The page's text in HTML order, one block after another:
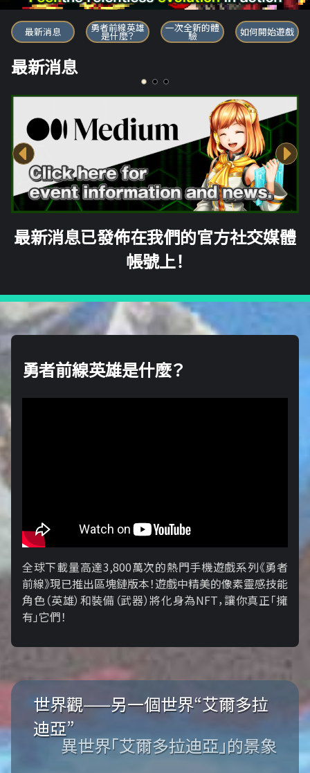
勇者前線英雄
最新消息 勇者前線英雄
是什麼？
一次全新的體
驗 如何開始遊戲
最新消息
最新消息已發佈在我們的官方社交媒體
帳號上！
勇者前線英雄是什麼？
全球下載量高達3,800萬次的熱門手機遊戲系列《勇者
前線》現已推出區塊鏈版本！遊戲中精美的像素靈感技能
角色（英雄）和裝備（武器）將化身為NFT，讓你真正「擁​​
有」它們！
世界觀——另一個世界“艾爾多拉
迪亞”
異世界「艾爾多拉迪亞」的景象